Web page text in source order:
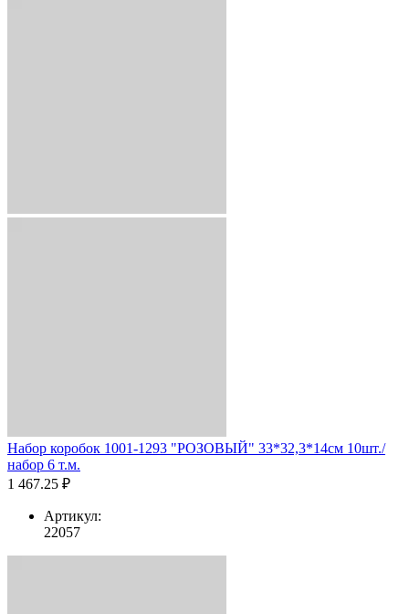
Набор коробок 1001-1293 "РОЗОВЫЙ" 33*32,3*14см 10шт./
набор 6 т.м.
1 467.25 ₽
Артикул:
22057